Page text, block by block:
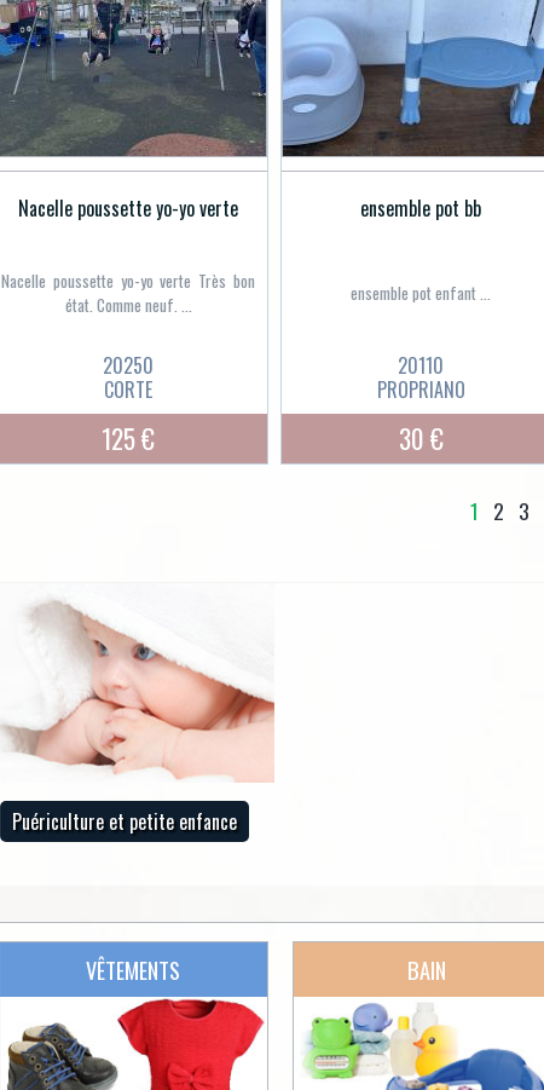
Nacelle poussette yo-yo verte
Nacelle poussette yo-yo verte Très bon
état. Comme neuf. ...
20250
CORTE
125 €
ensemble pot bb
ensemble pot enfant ...
20110
PROPRIANO
30 €
1 2 3
Puériculture et petite enfance
VÊTEMENTS BAIN